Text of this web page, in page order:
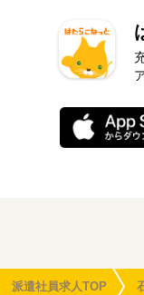
派遣社員求人TOP